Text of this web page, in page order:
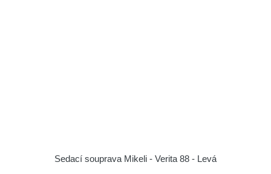
Sedací souprava Mikeli - Verita 88 - Levá